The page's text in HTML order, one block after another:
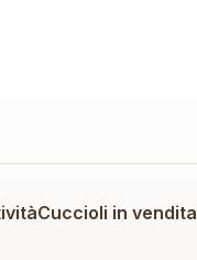
Cuccioli in vendita